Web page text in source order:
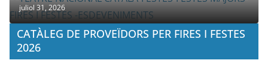
juliol 31, 2026
CATÀLEG DE PROVEÏDORS PER FIRES I FESTES
2026